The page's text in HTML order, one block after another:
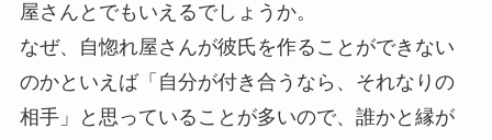
屋さんとでもいえるでしょうか。
なぜ、自惚れ屋さんが彼氏を作ることができない
のかといえば「自分が付き合うなら、それなりの
相手」と思っていることが多いので、誰かと縁が